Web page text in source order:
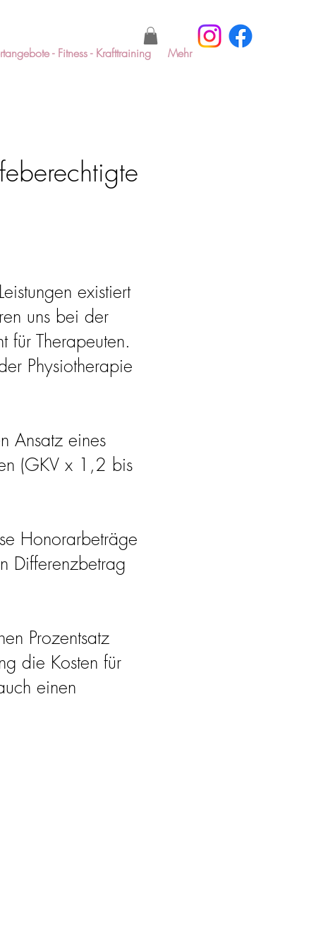
- Fitness - Krafttraining Mehr
existiert
uns bei der
für Therapeuten.
Physiotherapie
Ansatz eines
(GKV x 1,2 bis
Honorarbeträge
Differenzbetrag
Prozentsatz
die Kosten für
einen